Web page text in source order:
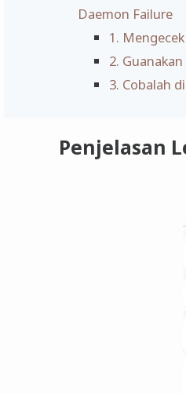
Daemon Failure
1.
2.
3. Cobalah
Penjelasan